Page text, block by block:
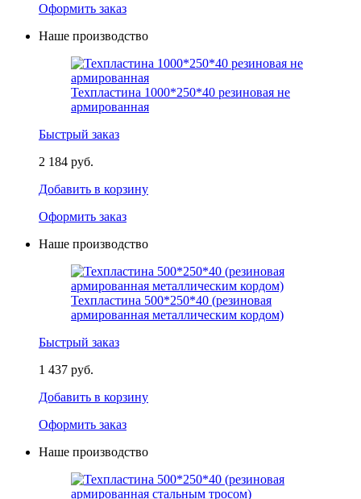
Оформить заказ
Наше производство
Техпластина 1000*250*40 резиновая не
армированная
Быстрый заказ
2 184 руб.
Добавить в корзину
Оформить заказ
Наше производство
Техпластина 500*250*40 (резиновая
армированная металлическим кордом)
Быстрый заказ
1 437 руб.
Добавить в корзину
Оформить заказ
Наше производство